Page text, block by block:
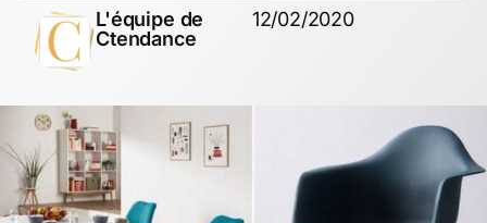
L'équipe de
Ctendance
12/02/2020